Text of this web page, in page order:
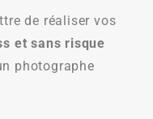
de réaliser vos
et sans risque
photographe